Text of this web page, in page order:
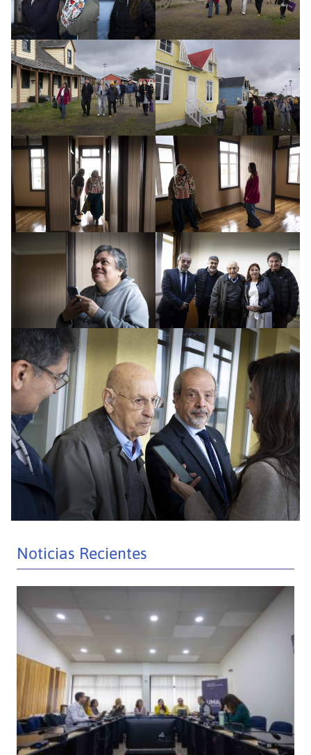
Noticias Recientes